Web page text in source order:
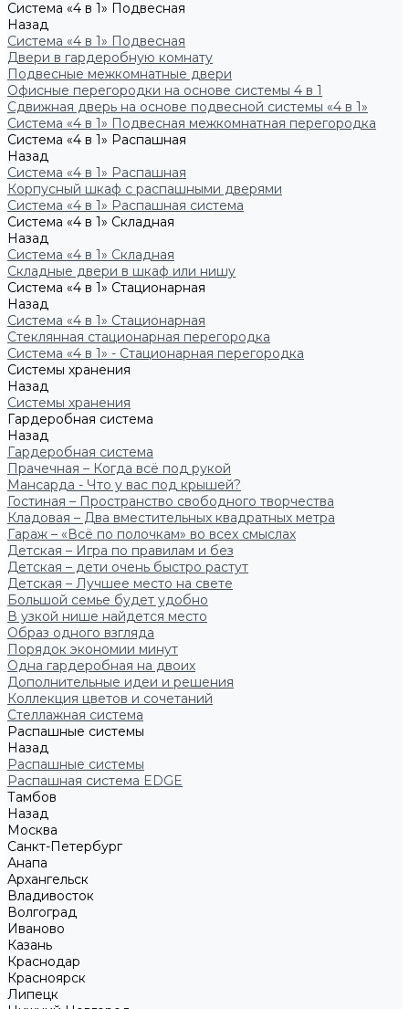
Система «4 в 1» Подвесная
Назад
Система «4 в 1» Подвесная
Двери в гардеробную комнату
Подвесные межкомнатные двери
Офисные перегородки на основе системы 4 в 1
Сдвижная дверь на основе подвесной системы «4 в 1»
Система «4 в 1» Подвесная межкомнатная перегородка
Система «4 в 1» Распашная
Назад
Система «4 в 1» Распашная
Корпусный шкаф с распашными дверями
Система «4 в 1» Распашная система
Система «4 в 1» Складная
Назад
Система «4 в 1» Складная
Складные двери в шкаф или нишу
Система «4 в 1» Стационарная
Назад
Система «4 в 1» Стационарная
Стеклянная стационарная перегородка
Система «4 в 1» - Стационарная перегородка
Системы хранения
Назад
Системы хранения
Гардеробная система
Назад
Гардеробная система
Прачечная – Когда всё под рукой
Мансарда - Что у вас под крышей?
Гостиная – Пространство свободного творчества
Кладовая – Два вместительных квадратных метра
Гараж – «Всё по полочкам» во всех смыслах
Детская – Игра по правилам и без
Детская – дети очень быстро растут
Детская – Лучшее место на свете
Большой семье будет удобно
В узкой нише найдется место
Образ одного взгляда
Порядок экономии минут
Одна гардеробная на двоих
Дополнительные идеи и решения
Коллекция цветов и сочетаний
Стеллажная система
Распашные системы
Назад
Распашные системы
Распашная система EDGE
Тамбов
Назад
Москва
Санкт-Петербург
Анапа
Архангельск
Владивосток
Волгоград
Иваново
Казань
Краснодар
Красноярск
Липецк